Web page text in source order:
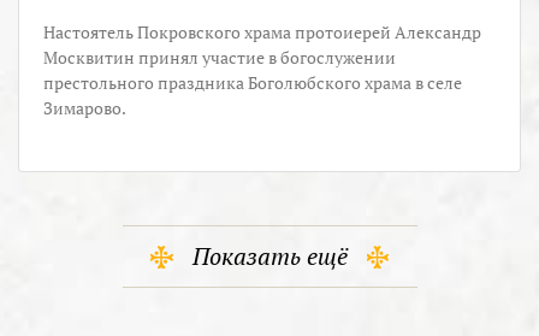
Настоятель Покровского храма протоиерей Александр
Москвитин принял участие в богослужении
престольного праздника Боголюбского храма в селе
Зимарово.
Показать ещё